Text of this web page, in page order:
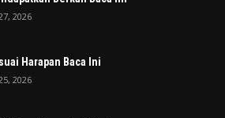
2026
Harapan Baca Ini
2026